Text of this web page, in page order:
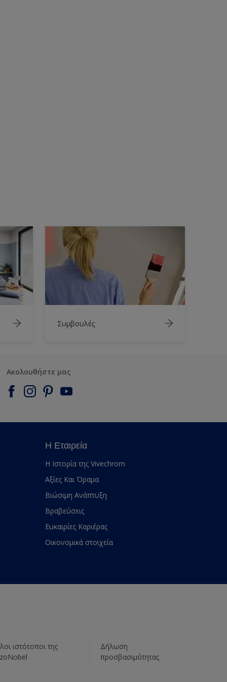
Συμβουλές
Ακολουθήστε μας
Η Εταιρεία
Η Ιστορία της Vivechrom
Αξίες Και Όραμα
Βιώσιμη Ανάπτυξη
Βραβεύσεις
Ευκαιρίες Καριέρας
Οικονομικά στοιχεία
ιστότοποι της
Δήλωση
προσβασιμότητας